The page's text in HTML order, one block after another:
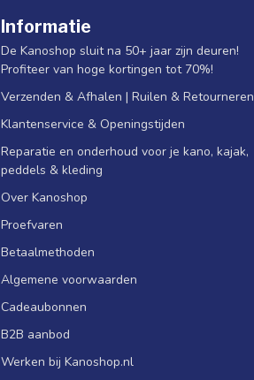
Informatie
De Kanoshop sluit na 50+ jaar zijn deuren!
Profiteer van hoge kortingen tot 70%!
Verzenden & Afhalen | Ruilen & Retourneren
Klantenservice & Openingstijden
Reparatie en onderhoud voor je kano, kajak,
peddels & kleding
Over Kanoshop
Proefvaren
Betaalmethoden
Algemene voorwaarden
Cadeaubonnen
B2B aanbod
Werken bij Kanoshop.nl